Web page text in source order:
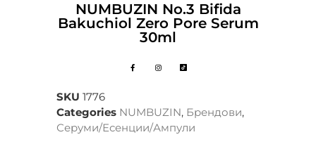
NUMBUZIN No.3 Bifida
Bakuchiol Zero Pore Serum
30ml
SKU 1776
Categories NUMBUZIN, Брендови,
Серуми/Есенции/Ампули